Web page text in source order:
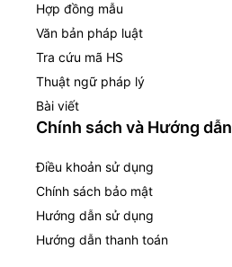
Hợp đồng mẫu
Văn bản pháp luật
Tra cứu mã HS
Thuật ngữ pháp lý
Bài viết
Chính sách và Hướng dẫn
Điều khoản sử dụng
Chính sách bảo mật
Hướng dẫn sử dụng
Hướng dẫn thanh toán